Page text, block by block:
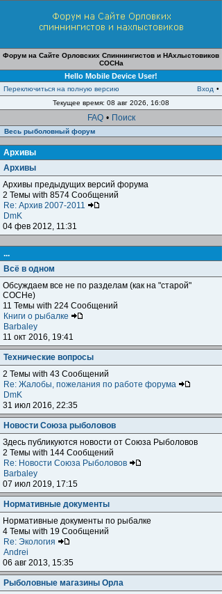
Форум на Сайте Орловских Спиннингистов и НАхлыстовиков
СОСНа
Hello Mobile Device User!
Переключиться на полную версию Вход •
Текущее время: 08 авг 2026, 16:08
FAQ • Поиск
Весь рыболовный форум
Архивы
Архивы
Архивы предыдущих версий форума
2 Темы with 8574 Сообщений
Re: Архив 2007-2011
DmK
04 фев 2012, 11:31
...
Всё в одном
Обсуждаем все не по разделам (как на "старой"
СОСНе)
11 Темы with 224 Сообщений
Книги о рыбалке
Barbaley
11 окт 2016, 19:41
Технические вопросы
2 Темы with 43 Сообщений
Re: Жалобы, пожелания по работе форума
DmK
31 июл 2016, 22:35
Новости Союза рыболовов
Здесь публикуются новости от Союза Рыболовов
2 Темы with 144 Сообщений
Re: Новости Союза Рыболовов
Barbaley
07 июл 2019, 17:15
Нормативные документы
Нормативные документы по рыбалке
4 Темы with 19 Сообщений
Re: Экология
Andrei
06 авг 2013, 15:35
Рыболовные магазины Орла